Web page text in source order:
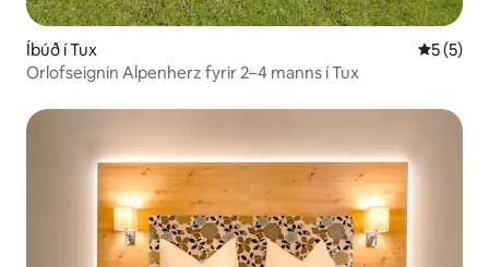
Íbúð í Tux 5 af 5 í
5 (5)
Orlofseignin Alpenherz fyrir 2–4 manns í Tux